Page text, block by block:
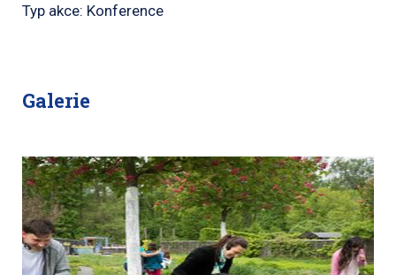
Typ akce: Konference
Galerie